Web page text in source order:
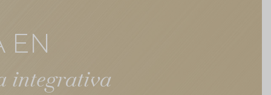
EN
integrativa